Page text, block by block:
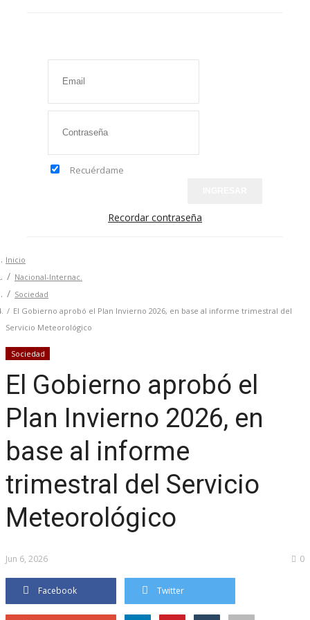
Recuérdame
Recordar contraseña
Inicio
Nacional-Internac.
Sociedad
El Gobierno aprobó el Plan Invierno 2026, en base al informe trimestral del
Servicio Meteorológico
Sociedad
El Gobierno aprobó el
Plan Invierno 2026, en
base al informe
trimestral del Servicio
Meteorológico
Jun 6, 2026 0
Facebook Twitter